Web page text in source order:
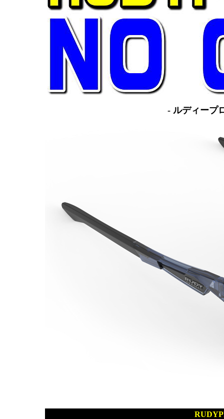
- ルディープ